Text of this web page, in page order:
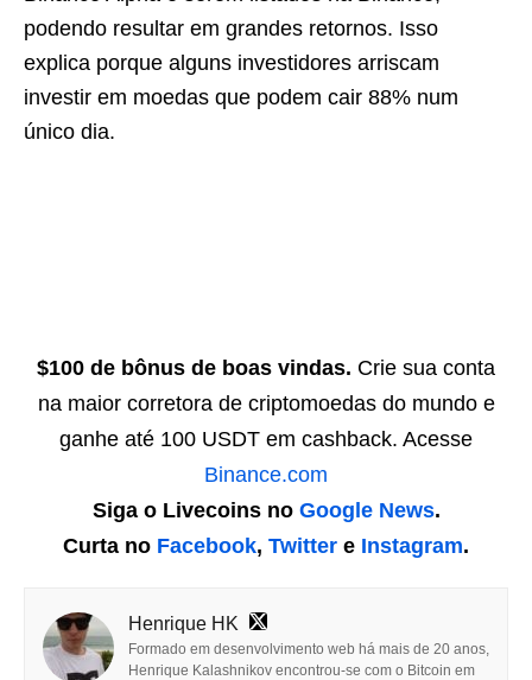
podendo resultar em grandes retornos. Isso
explica porque alguns investidores arriscam
investir em moedas que podem cair 88% num
único dia.
$100 de bônus de boas vindas. Crie sua conta
na maior corretora de criptomoedas do mundo e
ganhe até 100 USDT em cashback. Acesse
Binance.com
Siga o Livecoins no Google News.
Curta no Facebook, Twitter e Instagram.
Henrique HK
Formado em desenvolvimento web há mais de 20 anos,
Henrique Kalashnikov encontrou-se com o Bitcoin em